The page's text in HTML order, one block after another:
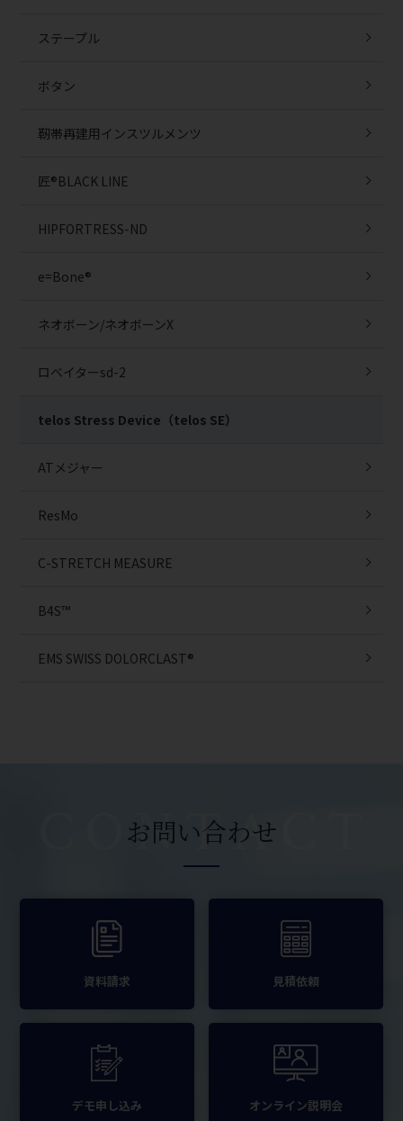
ステープル
ボタン
靭帯再建用インスツルメンツ
匠®BLACK LINE
HIPFORTRESS-ND
e=Bone®
ネオボーン/ネオボーンX
ロベイターsd-2
telos Stress Device（telos SE）
ATメジャー
ResMo
C-STRETCH MEASURE
B4S™
EMS SWISS DOLORCLAST®
お問い合わせ
資料請求 見積依頼
デモ申し込み オンライン説明会